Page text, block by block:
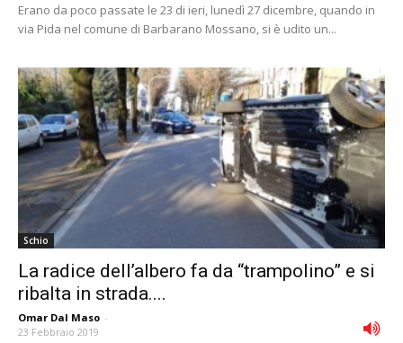
Erano da poco passate le 23 di ieri, lunedì 27 dicembre, quando in
via Pida nel comune di Barbarano Mossano, si è udito un...
Schio
La radice dell’albero fa da “trampolino” e si
ribalta in strada....
Omar Dal Maso -
23 Febbraio 2019